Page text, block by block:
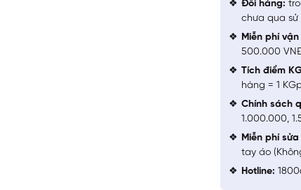
Đổi hàng:
chưa qua sử
Miễn phí
500.000
Tích điểm
hàng = 1
Chính sách
1.000.000,
Miễn phí
tay áo
Hotline: